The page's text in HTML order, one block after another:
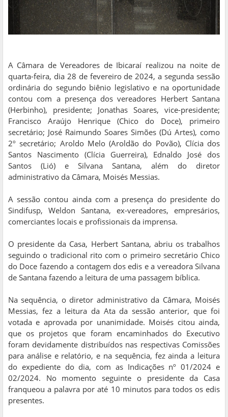
A Câmara de Vereadores de Ibicaraí realizou na noite de
quarta-feira, dia 28 de fevereiro de 2024, a segunda sessão
ordinária do segundo biênio legislativo e na oportunidade
contou com a presença dos vereadores Herbert Santana
(Herbinho), presidente; Jonathas Soares, vice-presidente;
Francisco Araújo Henrique (Chico do Doce), primeiro
secretário; José Raimundo Soares Simões (Dú Artes), como
2º secretário; Aroldo Melo (Aroldão do Povão), Clícia dos
Santos Nascimento (Clícia Guerreira), Ednaldo José dos
Santos (Lió) e Silvana Santana, além do diretor
administrativo da Câmara, Moisés Messias.
A sessão contou ainda com a presença do presidente do
Sindifusp, Weldon Santana, ex-vereadores, empresários,
comerciantes locais e profissionais da imprensa.
O presidente da Casa, Herbert Santana, abriu os trabalhos
seguindo o tradicional rito com o primeiro secretário Chico
do Doce fazendo a contagem dos edis e a vereadora Silvana
de Santana fazendo a leitura de uma passagem bíblica.
Na sequência, o diretor administrativo da Câmara, Moisés
Messias, fez a leitura da Ata da sessão anterior, que foi
votada e aprovada por unanimidade. Moisés citou ainda,
que os projetos que foram encaminhados do Executivo
foram devidamente distribuídos nas respectivas Comissões
para análise e relatório, e na sequência, fez ainda a leitura
do expediente do dia, com as Indicações nº 01/2024 e
02/2024. No momento seguinte o presidente da Casa
franqueou a palavra por até 10 minutos para todos os edis
presentes.